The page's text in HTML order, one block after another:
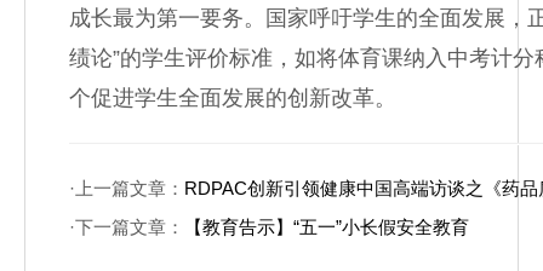
成长最为第一要务。国家呼吁学生的全面发展，
绩论”的学生评价标准，如将体育课纳入中考计
个促进学生全面发展的创新改革。
·上一篇文章： RDPAC创新引领健康中国高端访谈之《药
·下一篇文章：
【教育告示】“五一”小长假安全教育